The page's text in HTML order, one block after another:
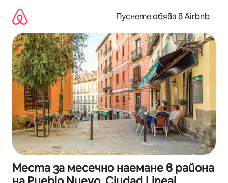
съдържанието
Пуснете обява в Airbnb
Места за месечно наемане в района